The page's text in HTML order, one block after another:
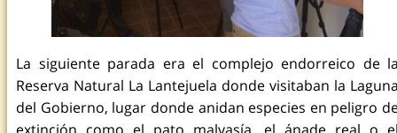
La siguiente parada era el complejo endorreico de
Reserva Natural La Lantejuela donde visitaban la
del Gobierno, lugar donde anidan especies en peligro